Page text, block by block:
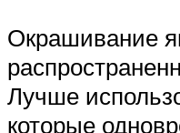
Окрашивание
Лучше
которые